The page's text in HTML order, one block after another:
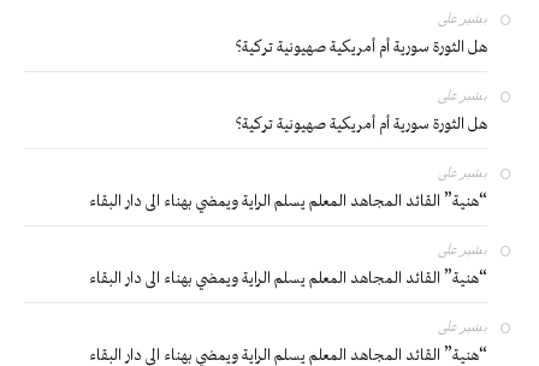
بشير على
هل الثورة سورية أم أمريكية صهيونية تركية؟
بشير على
هل الثورة سورية أم أمريكية صهيونية تركية؟
بشير على
“هنية” القائد المجاهد المعلم يسلم الراية ويمضي بهناء الى دار البقاء
بشير على
“هنية” القائد المجاهد المعلم يسلم الراية ويمضي بهناء الى دار البقاء
بشير على
“هنية” القائد المجاهد المعلم يسلم الراية ويمضي بهناء الى دار البقاء